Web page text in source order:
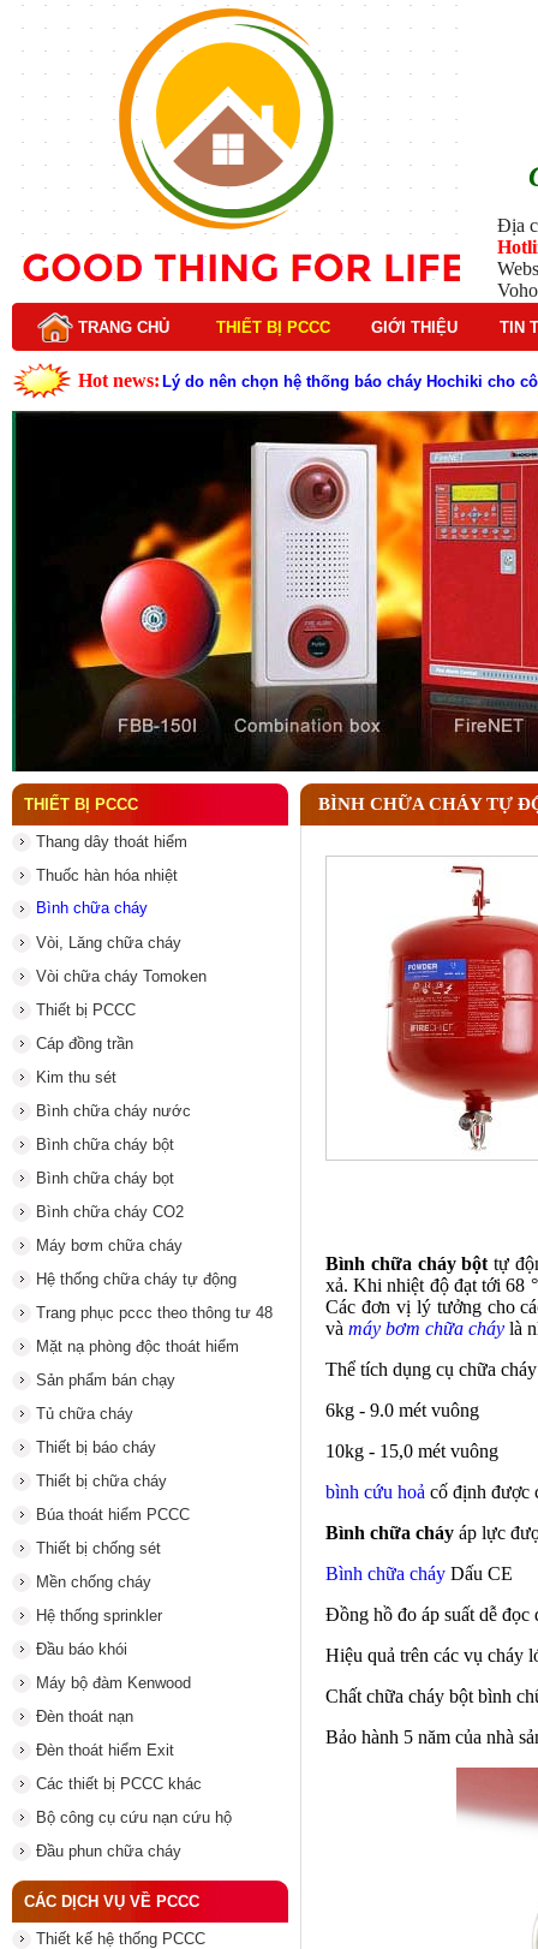
Địa
TRANG CHỦ THIẾT BỊ PCCC GIỚI THIỆU TIN
Hot news: Lý do nên chọn hệ thống báo cháy Hochiki cho
Cấu tạo và nguyên lý hoạt động của báo cháy
Tìm hiểu chi tiết về hệ thống báo cháy Horing
Các loại thang dây thoát hiểm phổ biến trên thị
Thang dây thoát hiểm có tác dụng gì trong tình
Cấu tạo đầu phun chữa cháy trong hệ thống
Kim thu sét là gì? Cấu tạo, nguyên lý hoạt động
Đầu phun chữa cháy là gì và nguyên lý hoạt động
Đầu phun chữa cháy là gì ? Tìm hiểu chi tiết từ A-
THIẾT BỊ PCCC
Thang dây thoát hiểm
Thuốc hàn hóa nhiệt
Bình chữa cháy
Vòi, Lăng chữa cháy
Vòi chữa cháy Tomoken
Thiết bị PCCC
Cáp đồng trần
Kim thu sét
Bình chữa cháy nước
Bình chữa cháy bột
Bình chữa cháy bọt
Bình chữa cháy CO2
Máy bơm chữa cháy
Hệ thống chữa cháy tự động
Trang phục pccc theo thông tư 48
Mặt nạ phòng độc thoát hiểm
Sản phẩm bán chạy
Tủ chữa cháy
Thiết bị báo cháy
Thiết bị chữa cháy
Búa thoát hiểm PCCC
Thiết bị chống sét
Mền chống cháy
Hệ thống sprinkler
Đầu báo khói
Máy bộ đàm Kenwood
Đèn thoát nạn
Đèn thoát hiểm Exit
Các thiết bị PCCC khác
Bộ công cụ cứu nạn cứu hộ
Đầu phun chữa cháy
CÁC DỊCH VỤ VỀ PCCC
Thiết kế hệ thống PCCC
BÌNH CHỮA CHÁY TỰ
Bình chữa cháy bột tự
xả. Khi nhiệt độ đạt tới 68
Các đơn vị lý tưởng cho
và máy bơm chữa cháy là
Thể tích dụng cụ chữa cháy
6kg - 9.0 mét vuông
10kg - 15,0 mét vuông
bình cứu hoả cố định được
Bình chữa cháy áp lực
Bình chữa cháy Dấu CE
Đồng hồ đo áp suất dễ đọc
Hiệu quả trên các vụ cháy
Chất chữa cháy bột bình
Bảo hành 5 năm của nhà